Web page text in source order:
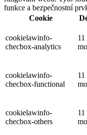
funkce a bezpečnostní
Cookie
cookielawinfo-
checbox-analytics
11
cookielawinfo-
checbox-functional
11
cookielawinfo-
checbox-others
11